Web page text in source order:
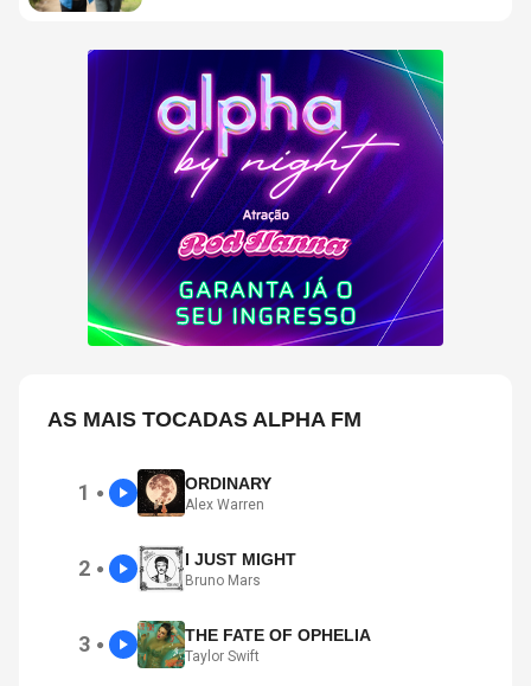
AS MAIS TOCADAS ALPHA FM
1 ● ORDINARY
Alex Warren
2 ● I JUST MIGHT
Bruno Mars
3 ● THE FATE OF OPHELIA
Taylor Swift